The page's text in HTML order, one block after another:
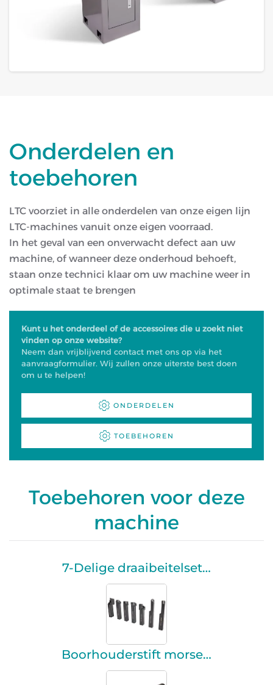
Onderdelen en
toebehoren
LTC voorziet in alle onderdelen van onze eigen lijn
LTC-machines vanuit onze eigen voorraad.
In het geval van een onverwacht defect aan uw
machine, of wanneer deze onderhoud behoeft,
staan onze technici klaar om uw machine weer in
optimale staat te brengen
Kunt u het onderdeel of de accessoires die u zoekt niet
vinden op onze website?
Neem dan vrijblijvend contact met ons op via het
aanvraagformulier. Wij zullen onze uiterste best doen
om u te helpen!
ONDERDELEN
TOEBEHOREN
Toebehoren voor deze
machine
7-Delige draaibeitelset…
Boorhouderstift morse…